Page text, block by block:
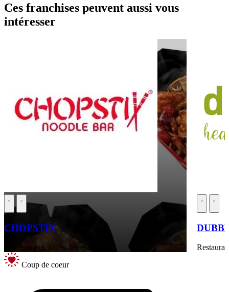
Ces franchises peuvent aussi vous
intéresser
CHOPSTIX
Restauration, cafés, hôtellerie
Coup de coeur